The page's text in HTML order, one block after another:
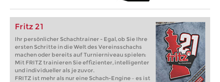
Fritz 21
Ihr persönlicher Schachtrainer - Egal, ob Sie Ihre
ersten Schritte in die Welt des Vereinsschachs
machen oder bereits auf Turnierniveau spielen:
Mit FRITZ trainieren Sie effizienter, intelligenter
und individueller als je zuvor.
FRITZ ist mehr als nur eine Schach-Engine – es ist